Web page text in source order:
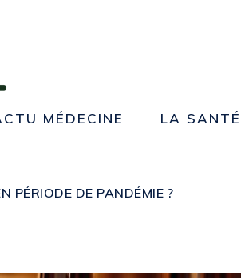
MÉDECINE LA SANTÉ
PÉRIODE DE PANDÉMIE ?